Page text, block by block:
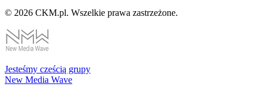
© 2026 CKM.pl. Wszelkie prawa zastrzeżone.
Jesteśmy cześcią grupy
New Media Wave